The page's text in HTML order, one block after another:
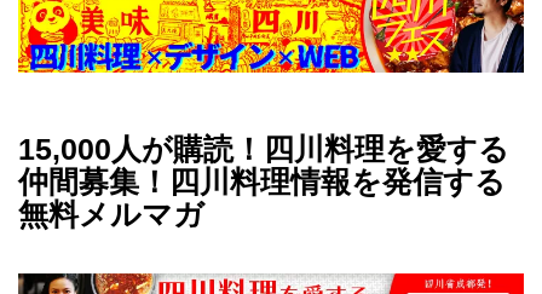
15,000人が購読！四川料理を愛する
仲間募集！四川料理情報を発信する
無料メルマガ